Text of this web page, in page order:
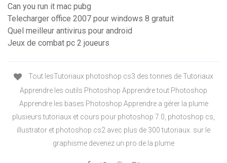
Can you run it mac pubg
Telecharger office 2007 pour windows 8 gratuit
Quel meilleur antivirus pour android
Jeux de combat pc 2 joueurs
Tout lesTutoriaux photoshop cs3 des tonnes de Tutoriaux
Apprendre les outils Photoshop Apprendre tout Photoshop
Apprendre les bases Photoshop Apprendre a gérer la plume
plusieurs tutoriaux et cours pour photoshop 7.0, photoshop cs,
illustrator et photoshop cs2 avec plus de 300 tutoriaux. sur le
graphisme devenez un pro de la plume